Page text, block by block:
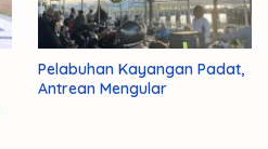
Pelabuhan Kayangan Padat,
Antrean Mengular